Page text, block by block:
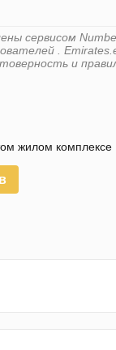
сервисом
.
и
жилом комплексе